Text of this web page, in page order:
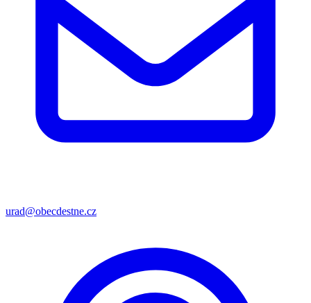
urad@obecdestne.cz